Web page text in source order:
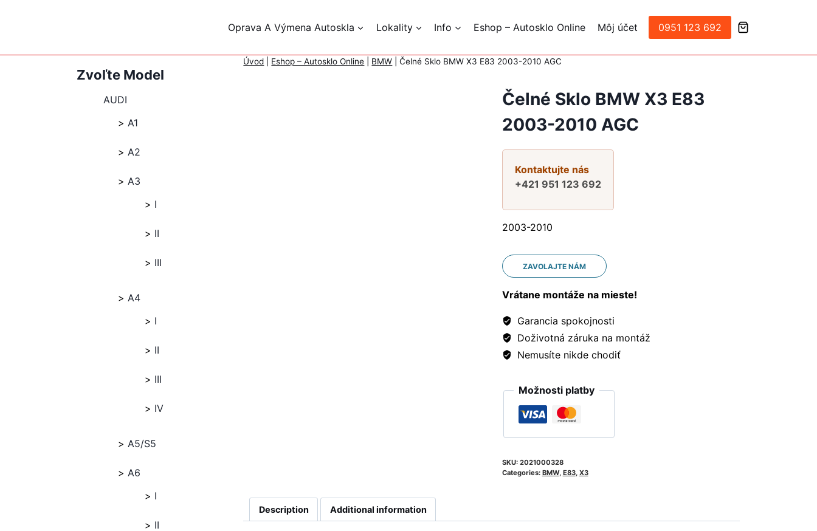
Oprava A Výmena Autoskla Lokality Info Eshop – Autosklo Online Môj účet 0951 123 692
Úvod Eshop – Autosklo Online BMW |Čelné Sklo BMW X3 E83 2003-2010 AGC
Čelné Sklo BMW X3 E83
2003-2010 AGC
Kontaktujte nás
+421 951 123 692
2003-2010
ZAVOLAJTE NÁM
Vrátane montáže na mieste!
Garancia spokojnosti
Doživotná záruka na montáž
Nemusíte nikde chodiť
Možnosti platby
SKU: 2021000328
Categories: BMW, E83, X3
Description Additional information
Zvoľte Model
AUDI
A1
A2
A3
I
II
III
A4
I
II
III
IV
A5/S5
A6
I
II